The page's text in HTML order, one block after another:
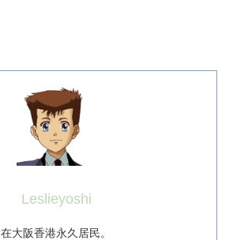
Leslieyoshi
在大阪香港永久居民。